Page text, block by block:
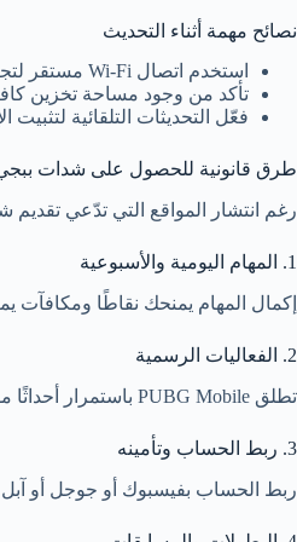
نصائح مهمة أثناء التحديث
استخدم اتصال Wi‑Fi مستقر لتجنب استهلاك بيانات الهاتف.
تأكد من وجود مساحة تخزين
فعّل التحديثات التلقائية
طرق قانونية للحصول على شدات ببجي
رغم انتشار المواقع التي تدّعي
1. المهام اليومية والأسبوعية
إكمال المهام يمنحك نقاطًا ومكافآت
2. الفعاليات الرسمية
تطلق PUBG Mobile باستمرار أحداثًا موسمية ومسابقات تمنح اللاعبين شدات أو صناديق مجانية.
3. ربط الحساب وتأمينه
ربط الحساب بفيسبوك أو جوجل أو آبل